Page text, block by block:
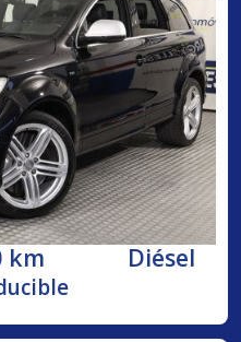
km Diésel